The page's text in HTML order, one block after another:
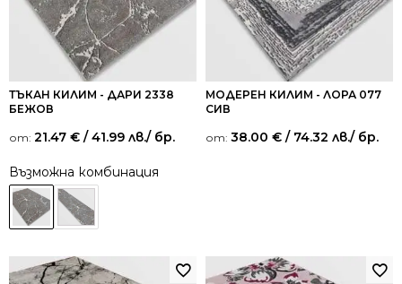
ТЪКАН КИЛИМ - ДАРИ 2338
БЕЖОВ
от: 21.47 € / 41.99 лв./ бр.
Възможна комбинация
МОДЕРЕН КИЛИМ - ЛОРА 077
СИВ
от: 38.00 € / 74.32 лв./ бр.